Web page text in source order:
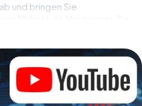
und bringen Sie
Malgrat de Mar müssen Sie
Ihrer ganz persönlichen
zu Ihrem ganz persönlichen
und Geheimagenten und